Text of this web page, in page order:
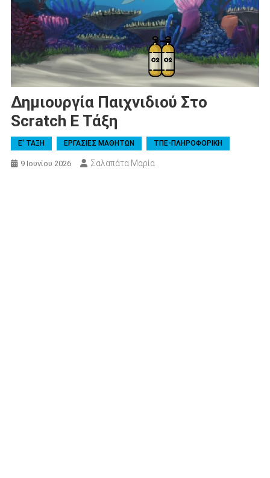
Δημιουργία Παιχνιδιού Στο
Scratch E Τάξη
Ε' ΤΑΞΗ ΕΡΓΑΣΙΕΣ ΜΑΘΗΤΩΝ ΤΠΕ-ΠΛΗΡΟΦΟΡΙΚΗ
9 Ιουνίου 2026 Σαλαπάτα Μαρία